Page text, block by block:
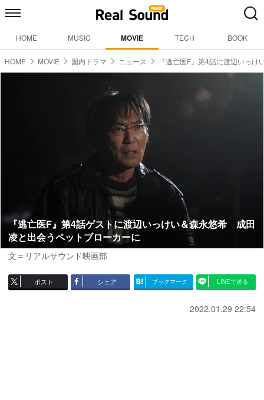
HOME MUSIC MOVIE TECH BOOK
HOME MOVIE 国内ドラマ ニュース 『逃亡医F』第4話に渡辺いっけ
『逃亡医F』第4話ゲストに渡辺いっけい＆森永悠希 成田
凌と出会うペットブローカーに
文＝リアルサウンド映画部
ポスト シェア ブックマーク LINEで送る
2022.01.29 22:54